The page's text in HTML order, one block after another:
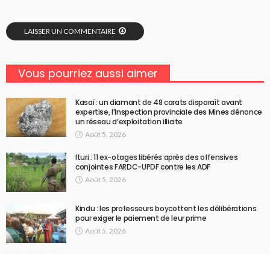
LAISSER UN COMMENTAIRE
Vous pourriez aussi aimer
Kasaï : un diamant de 48 carats disparaît avant
expertise, l’Inspection provinciale des Mines dénonce
un réseau d’exploitation illicite
Août 5, 2026
Ituri : 11 ex-otages libérés après des offensives
conjointes FARDC-UPDF contre les ADF
Août 5, 2026
Kindu : les professeurs boycottent les délibérations
pour exiger le paiement de leur prime
Août 5, 2026